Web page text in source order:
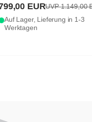
EURUVP 1.149,00
Auf Lager, Lieferung in 1-3
Werktagen